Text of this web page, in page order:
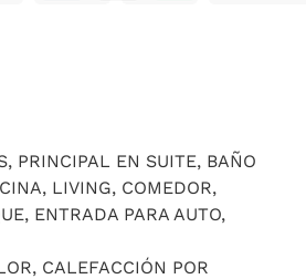
PRINCIPAL EN SUITE, BAÑO
LIVING, COMEDOR,
ENTRADA PARA AUTO,
CALEFACCIÓN POR